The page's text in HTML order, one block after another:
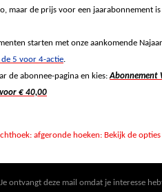
maar de prijs voor een jaarabonnement
starten met onze aankomende
5 voor 4-actie.
de abonnee-pagina en kies:Abonnement
€ 40,00
Je ontvangt deze mail omdat je interesse